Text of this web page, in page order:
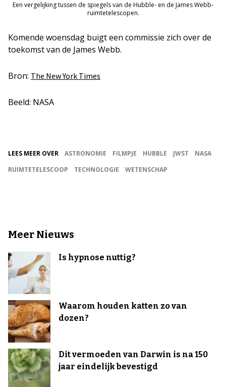
Een vergelijking tussen de spiegels van de Hubble- en de James Webb-
ruimtetelescopen.
Komende woensdag buigt een commissie zich over de
toekomst van de James Webb.
Bron: The New York Times
Beeld: NASA
LEES MEER OVER ASTRONOMIE FILMPJE HUBBLE JWST
NASA
RUIMTETELESCOOP
TECHNOLOGIE WETENSCHAP
Meer Nieuws
Is hypnose nuttig?
Waarom houden katten zo van
dozen?
Dit vermoeden van Darwin is na 150
jaar eindelijk bevestigd